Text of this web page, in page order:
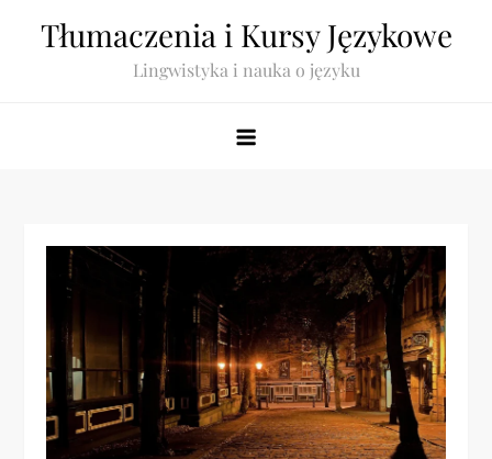
Tłumaczenia i Kursy Językowe
Lingwistyka i nauka o języku